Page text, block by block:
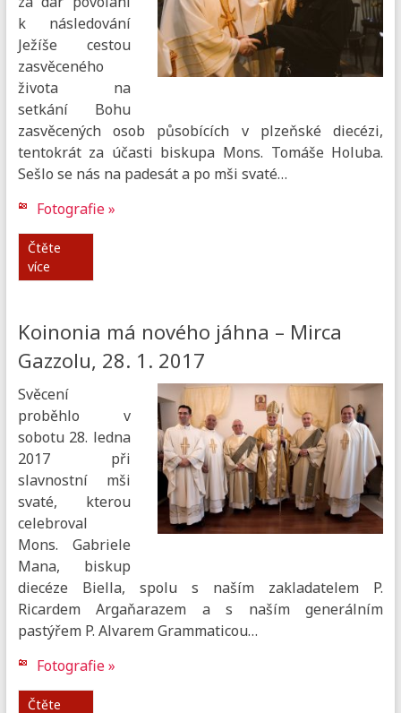
k následování
Ježíše cestou
zasvěceného
života na
setkání Bohu
zasvěcených osob působících v plzeňské diecézi,
tentokrát za účasti biskupa Mons. Tomáše Holuba.
Sešlo se nás na padesát a po mši svaté…
Fotografie »
Čtěte
více
Koinonia má nového jáhna – Mirca
Gazzolu, 28. 1. 2017
Svěcení
proběhlo v
sobotu 28. ledna
2017 při
slavnostní mši
svaté, kterou
celebroval
Mons. Gabriele
Mana, biskup
diecéze Biella, spolu s naším zakladatelem P.
Ricardem Argaňarazem a s naším generálním
pastýřem P. Alvarem Grammaticou…
Fotografie »
Čtěte